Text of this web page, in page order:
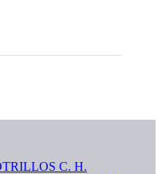
C. H.